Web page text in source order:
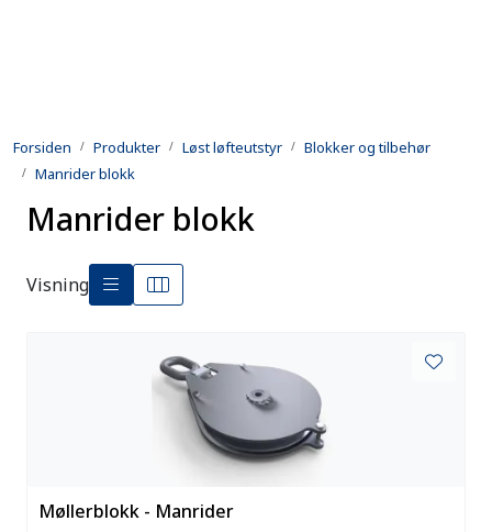
Forsiden Produkter Løst løfteutstyr
Blokker og tilbehør
Manrider blokk
Manrider blokk
Visning
Møllerblokk - Manrider
Utleie
Kontroll og reparasjon
Forsvarsindustri